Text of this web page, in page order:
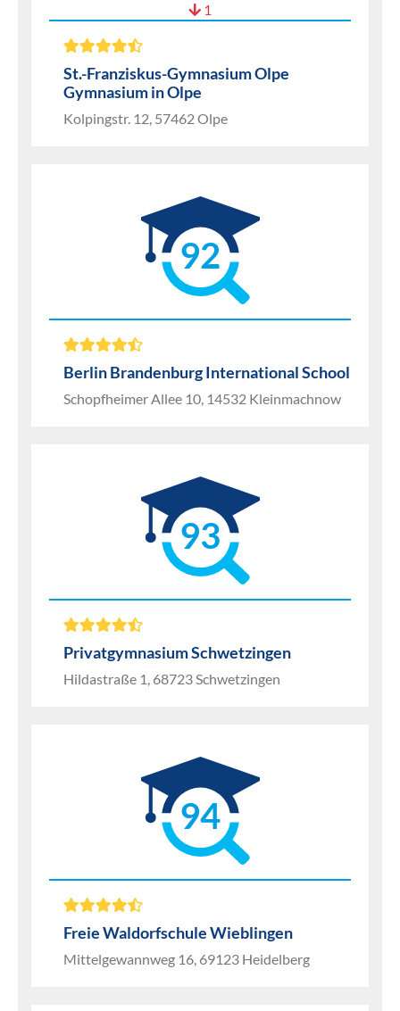
1
St.-Franziskus-Gymnasium Olpe
Gymnasium in Olpe
Kolpingstr. 12, 57462 Olpe
92
Berlin Brandenburg International School
Schopfheimer Allee 10, 14532 Kleinmachnow
93
Privatgymnasium Schwetzingen
Hildastraße 1, 68723 Schwetzingen
94
Freie Waldorfschule Wieblingen
Mittelgewannweg 16, 69123 Heidelberg